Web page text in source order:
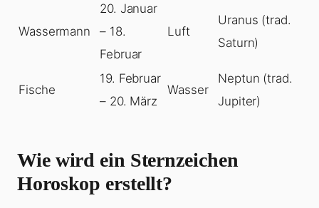
Wassermann
20. Januar
– 18.
Februar
Luft
Uranus (trad.
Saturn)
Fische
19. Februar
– 20. März
Wasser
Neptun (trad.
Jupiter)
Wie wird ein Sternzeichen
Horoskop erstellt?